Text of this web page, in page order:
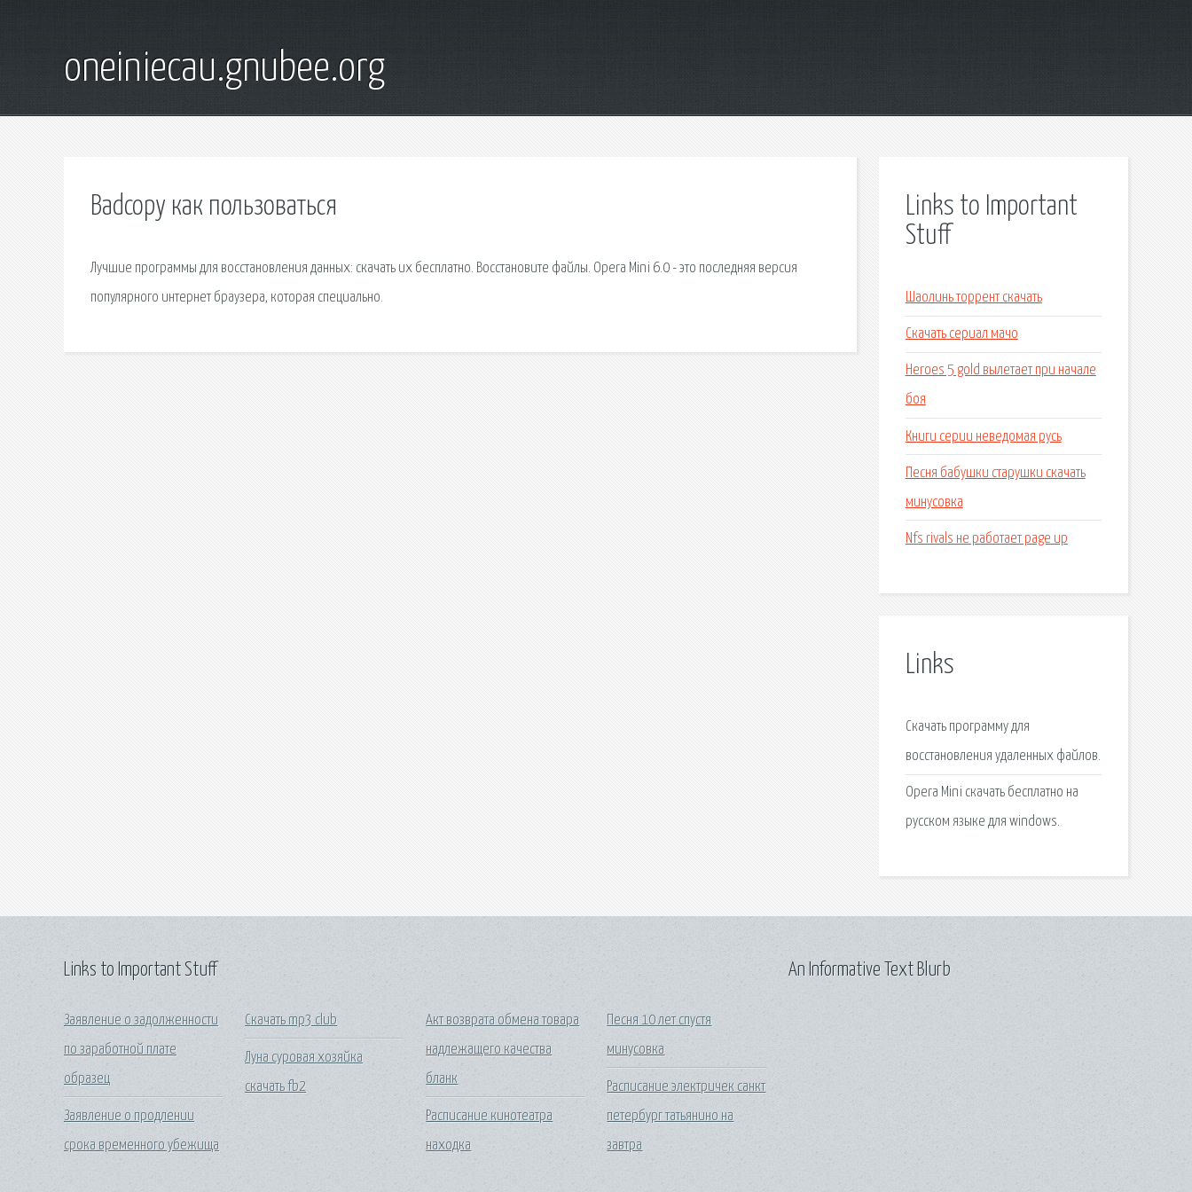
oneiniecau.gnubee.org
Badcopy как пользоваться
Лучшие программы для восстановления данных: скачать их бесплатно. Восстановите файлы. Opera Mini 6.0 - это последняя версия
популярного интернет браузера, которая специально.
Links to Important
Stuff
Шаолинь торрент скачать
Скачать сериал мачо
Heroes 5 gold вылетает при начале
боя
Книги серии неведомая русь
Песня бабушки старушки скачать
минусовка
Nfs rivals не работает page up
Links
Скачать программу для
восстановления удаленных файлов.
Opera Mini скачать бесплатно на
русском языке для windows.
Links to Important Stuff
Заявление о задолженности
по заработной плате
образец
Заявление о продлении
срока временного убежища
Скачать mp3 club
Луна суровая хозяйка
скачать fb2
Акт возврата обмена товара
надлежащего качества
бланк
Расписание кинотеатра
находка
Песня 10 лет спустя
минусовка
Расписание электричек санкт
петербург татьянино на
завтра
An Informative Text Blurb